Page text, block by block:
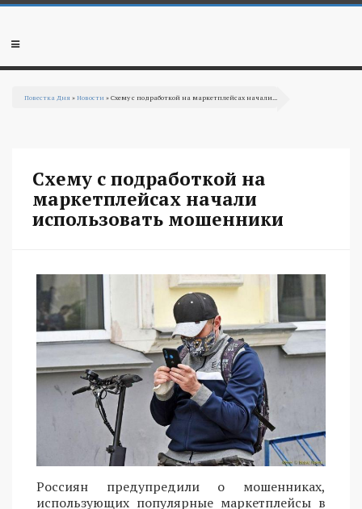
Перейти к основному содержанию
Мобильное
Повестка Дня »Новости » Схему с подработкой на маркетплейсах начали...
Схему с подработкой на
маркетплейсах начали
использовать мошенники
Россиян предупредили о мошенниках,
использующих популярные маркетплейсы в